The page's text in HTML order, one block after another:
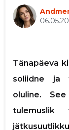
Tänapäeva
soliidne ja
oluline.
tulemuslik
Saaja e-
Sinu nimi